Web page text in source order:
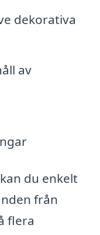
dekorativa
av
du enkelt
från
flera